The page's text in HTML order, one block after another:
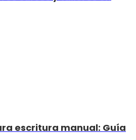
escritura manual: Guía